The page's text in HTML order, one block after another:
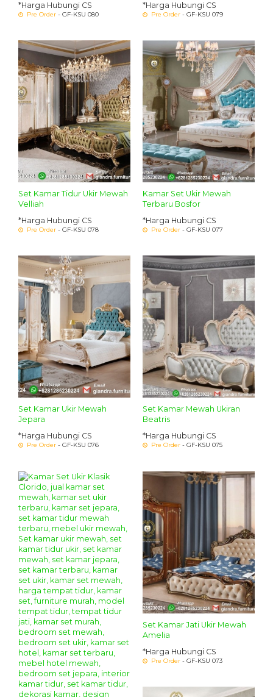
*Harga Hubungi CS
Pre Order - GF-KSU 080
*Harga Hubungi CS
Pre Order - GF-KSU 079
Set Kamar Tidur Ukir Mewah
Velliah
*Harga Hubungi CS
Pre Order - GF-KSU 078
Kamar Set Ukir Mewah
Terbaru Bosfor
*Harga Hubungi CS
Pre Order - GF-KSU 077
Set Kamar Ukir Mewah
Jepara
*Harga Hubungi CS
Pre Order - GF-KSU 076
Set Kamar Mewah Ukiran
Beatris
*Harga Hubungi CS
Pre Order - GF-KSU 075
Set Kamar Jati Ukir Mewah
Amelia
*Harga Hubungi CS
Pre Order - GF-KSU 073